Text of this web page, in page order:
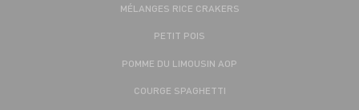
MÉLANGES RICE CRAKERS
PETIT POIS
POMME DU LIMOUSIN AOP
COURGE SPAGHETTI